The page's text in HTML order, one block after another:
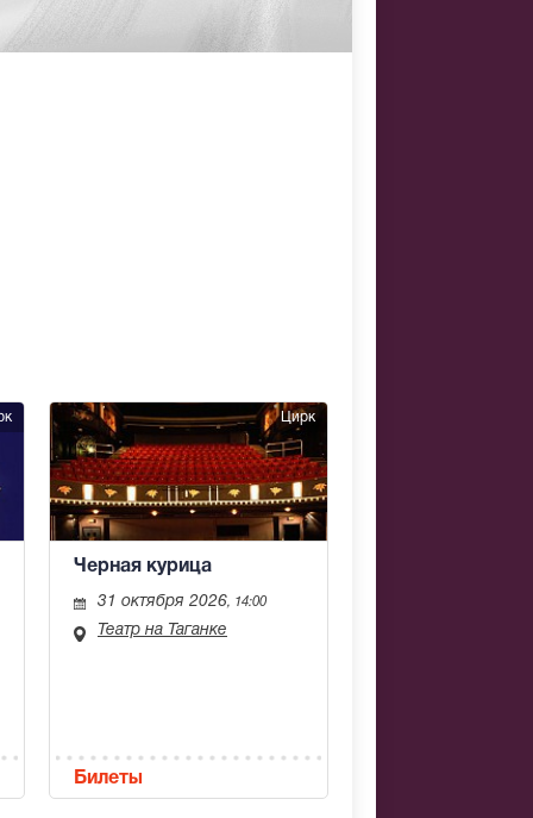
Цирк
Черная курица
31 октября 2026, 14:00
Театр на Таганке
Билеты